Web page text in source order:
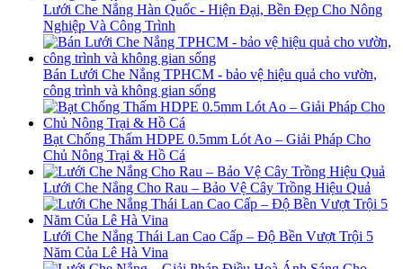
Lưới Che Nắng Hàn Quốc - Hiện Đại, Bền Đẹp Cho Nông
Nghiệp Và Công Trình
Bán Lưới Che Nắng TPHCM - bảo vệ hiệu quả cho vườn,
công trình và không gian sống
Bạt Chống Thấm HDPE 0.5mm Lót Ao – Giải Pháp Cho
Chủ Nông Trại & Hồ Cá
Lưới Che Nắng Cho Rau – Bảo Vệ Cây Trồng Hiệu Quả
Lưới Che Nắng Thái Lan Cao Cấp – Độ Bền Vượt Trội 5
Năm Của Lê Hà Vina